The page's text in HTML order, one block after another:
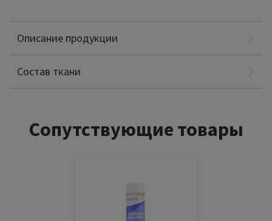
Описание продукции
Состав ткани
Полиамид: 70%
Сопутствующие товары